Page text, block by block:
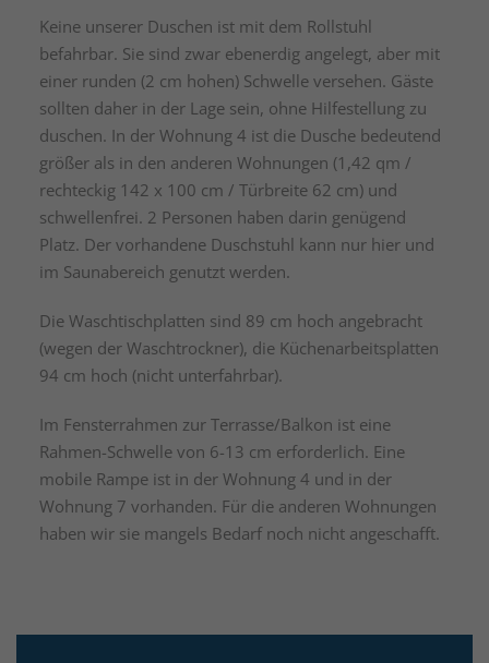
Keine unserer Duschen ist mit dem Rollstuhl
befahrbar. Sie sind zwar ebenerdig angelegt, aber mit
einer runden (2 cm hohen) Schwelle versehen. Gäste
sollten daher in der Lage sein, ohne Hilfestellung zu
duschen. In der Wohnung 4 ist die Dusche bedeutend
größer als in den anderen Wohnungen (1,42 qm /
rechteckig 142 x 100 cm / Türbreite 62 cm) und
schwellenfrei. 2 Personen haben darin genügend
Platz. Der vorhandene Duschstuhl kann nur hier und
im Saunabereich genutzt werden.
Die Waschtischplatten sind 89 cm hoch angebracht
(wegen der Waschtrockner), die Küchenarbeitsplatten
94 cm hoch (nicht unterfahrbar).
Im Fensterrahmen zur Terrasse/Balkon ist eine
Rahmen-Schwelle von 6-13 cm erforderlich. Eine
mobile Rampe ist in der Wohnung 4 und in der
Wohnung 7 vorhanden. Für die anderen Wohnungen
haben wir sie mangels Bedarf noch nicht angeschafft.